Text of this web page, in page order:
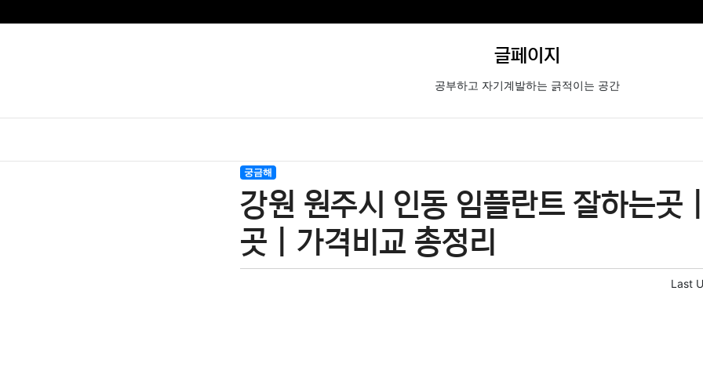
글페이지
공부하고 자기계발하는 긁적이는 공간
궁금해
강원 원주시 인동 임플란트 잘하는곳
곳 | 가격비교 총정리
Last